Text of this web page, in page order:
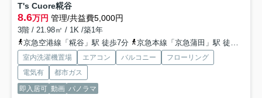
T's Cuore糀谷
8.6万円 管理/共益費5,000円
3階 / 21.98㎡ / 1K /築1年
京急空港線「糀谷」駅 徒歩7分
京急本線「京急蒲田」駅 徒歩16分
室内洗濯機置場 エアコン バルコニー
フローリング
電気有
都市ガス
即入居可 動画 パノラマ